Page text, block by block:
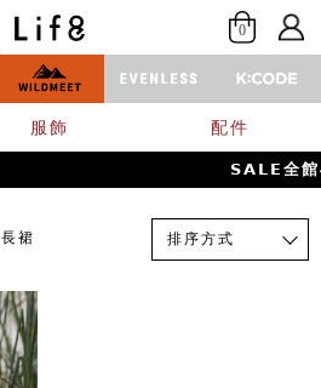
0
服飾 配件
𝗦𝗔𝗟𝗘全館
長裙 排序方式